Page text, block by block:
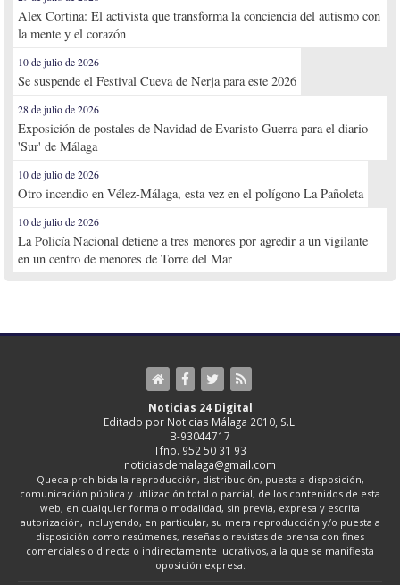
Alex Cortina: El activista que transforma la conciencia del autismo con
la mente y el corazón
10 de julio de 2026
Se suspende el Festival Cueva de Nerja para este 2026
28 de julio de 2026
Exposición de postales de Navidad de Evaristo Guerra para el diario
'Sur' de Málaga
10 de julio de 2026
Otro incendio en Vélez-Málaga, esta vez en el polígono La Pañoleta
10 de julio de 2026
La Policía Nacional detiene a tres menores por agredir a un vigilante
en un centro de menores de Torre del Mar
Noticias 24 Digital
Editado por Noticias Málaga 2010, S.L.
B-93044717
Tfno. 952 50 31 93
noticiasdemalaga@gmail.com
Queda prohibida la reproducción, distribución, puesta a disposición,
comunicación pública y utilización total o parcial, de los contenidos de esta
web, en cualquier forma o modalidad, sin previa, expresa y escrita
autorización, incluyendo, en particular, su mera reproducción y/o puesta a
disposición como resúmenes, reseñas o revistas de prensa con fines
comerciales o directa o indirectamente lucrativos, a la que se manifiesta
oposición expresa.